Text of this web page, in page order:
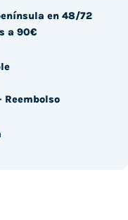
en 48/72
a 90€
Reembolso